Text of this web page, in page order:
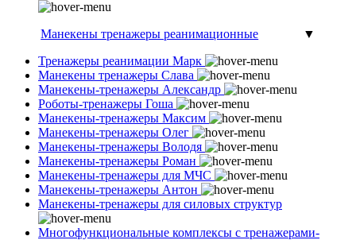
Манекены тренажеры реанимационные
▼
Тренажеры реанимации Марк
Манекены тренажеры Слава
Манекены-тренажеры Александр
Роботы-тренажеры Гоша
Манекены-тренажеры Максим
Манекены-тренажеры Олег
Манекены-тренажеры Володя
Манекены-тренажеры Роман
Манекены-тренажеры для МЧС
Манекены-тренажеры Антон
Манекены-тренажеры для силовых структур
Многофункциональные комплексы с тренажерами-